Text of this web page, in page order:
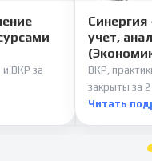
и ВКР за
Синергия
учет,
ВКР,
закрыты за
Читать